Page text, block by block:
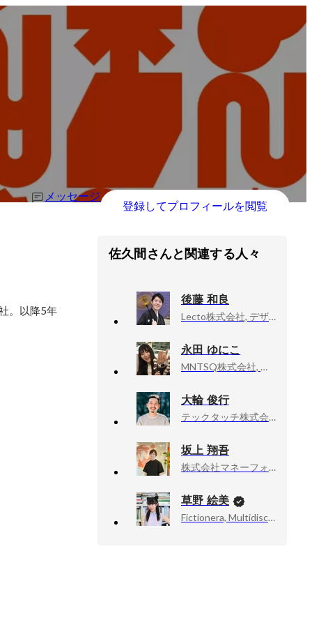
メッセージ
登録してプロフィールを閲覧
。以降5年
佐久間さんと関連する人々
後藤 和良
Lecto株式会社, デザイナー
永田 ゆにこ
MNTSQ株式会社, マーケティング
大輪 俊行
テックタッチ株式会社, UX/UI Designer
坂上 翔吾
株式会社マネーフォワード, Designer
草野 絵美
Fictionera, Multidisciplinary Artist / CEO / Co-Founder